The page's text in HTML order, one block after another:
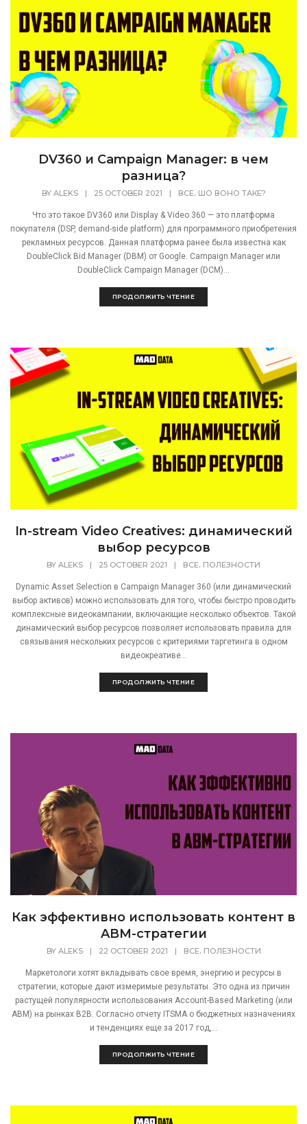
DV360 и Campaign Manager: в чем
разница?
BY ALEKS | 25 OCTOBER 2021 | ВСЕ, ШО ВОНО ТАКЕ?
Что это такое DV360 или Display & Video 360 — это платформа
покупателя (DSP, demand-side platform) для программного приобретения
рекламных ресурсов. Данная платформа ранее была известна как
DoubleClick Bid Manager (DBM) от Google. Campaign Manager или
DoubleClick Campaign Manager (DCM)...
ПРОДОЛЖИТЬ ЧТЕНИЕ
In-stream Video Creatives: динамический
выбор ресурсов
BY ALEKS | 25 OCTOBER 2021 | ВСЕ, ПОЛЕЗНОСТИ
Dynamic Asset Selection в Campaign Manager 360 (или динамический
выбор активов) можно использовать для того, чтобы быстро проводить
комплексные видеокампании, включающие несколько объектов. Такой
динамический выбор ресурсов позволяет использовать правила для
связывания нескольких ресурсов с критериями таргетинга в одном
видеокреативе...
ПРОДОЛЖИТЬ ЧТЕНИЕ
Как эффективно использовать контент в
ABM-стратегии
BY ALEKS | 22 OCTOBER 2021 | ВСЕ, ПОЛЕЗНОСТИ
Маркетологи хотят вкладывать свое время, энергию и ресурсы в
стратегии, которые дают измеримые результаты. Это одна из причин
растущей популярности использования Account-Based Marketing (или
ABM) на рынках B2B. Согласно отчету ITSMA о бюджетных назначениях
и тенденциях еще за 2017 год,...
ПРОДОЛЖИТЬ ЧТЕНИЕ